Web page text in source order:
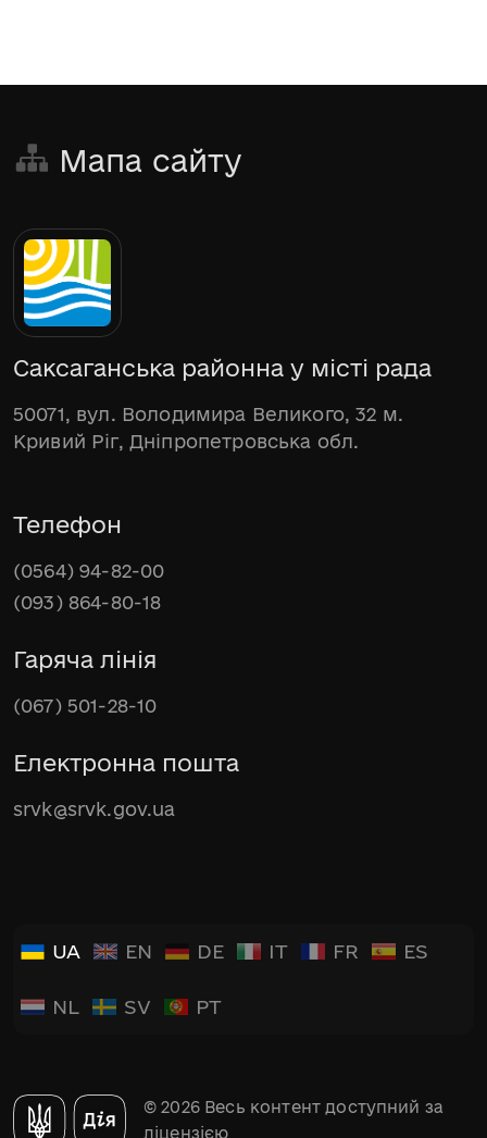
Мапа сайту
Саксаганська районна у місті рада
50071, вул. Володимира Великого, 32 м.
Кривий Ріг, Дніпропетровська обл.
Телефон
(0564) 94-82-00
(093) 864-80-18
Гаряча лінія
(067) 501-28-10
Електронна пошта
srvk@srvk.gov.ua
UA EN DE IT FR ES
NL SV PT
© 2026 Весь контент доступний за
ліцензією